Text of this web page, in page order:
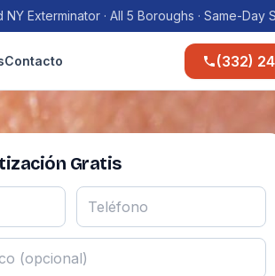
NY Exterminator · All 5 Boroughs · Same-Day
Contacto (332)
Gratis